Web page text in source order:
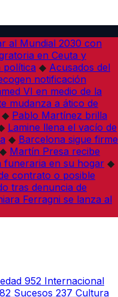
al Mundial 2030 con
en Ceuta y
política ◆ Acusados del
notificación
VI en medio de la
mudanza a ático de
◆ Pablo Martínez brilla
Lamine llena el vacío de
◆ Barcelona sigue firme
◆ Martín Presa recibe
funeraria en su hogar ◆
contrato o posible
tras denuncia de
Ferragni se lanza al
952 Internacional
Sucesos 237 Cultura